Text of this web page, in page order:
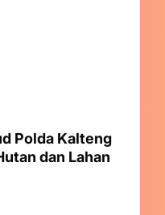
Polda Kalteng
dan Lahan